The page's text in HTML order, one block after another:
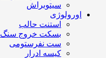
سیتوبراش
اورولوژی
استنت حالب
بسکت خروج سنگ
ست نفرستومی
کیسه ادرار